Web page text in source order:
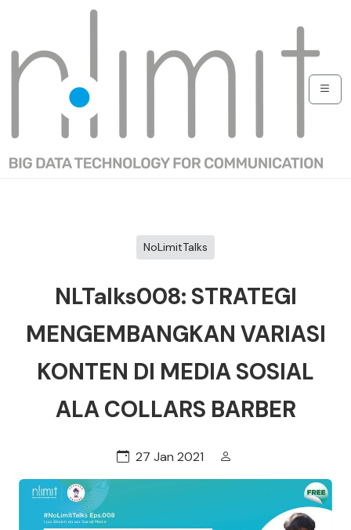
NoLimitTalks
NLTalks008: STRATEGI
MENGEMBANGKAN VARIASI
KONTEN DI MEDIA SOSIAL
ALA COLLARS BARBER
27 Jan 2021